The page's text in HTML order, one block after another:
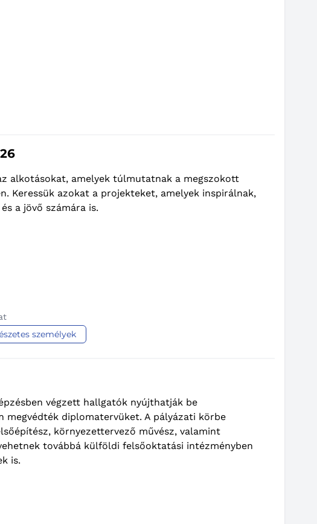
alkotásokat, amelyek túlmutatnak a megszokott
Keressük azokat a projekteket, amelyek inspirálnak,
a jövő számára is.
személyek
végzett hallgatók nyújthatják be
megvédték diplomatervüket. A pályázati körbe
környezettervező művész, valamint
továbbá külföldi felsőoktatási intézményben
is.